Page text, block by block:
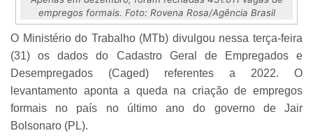
empregos formais. Foto: Rovena Rosa/Agência Brasil
O Ministério do Trabalho (MTb) divulgou nessa terça-feira
(31) os dados do Cadastro Geral de Empregados e
Desempregados (Caged) referentes a 2022. O
levantamento aponta a queda na criação de empregos
formais no país no último ano do governo de Jair
Bolsonaro (PL).